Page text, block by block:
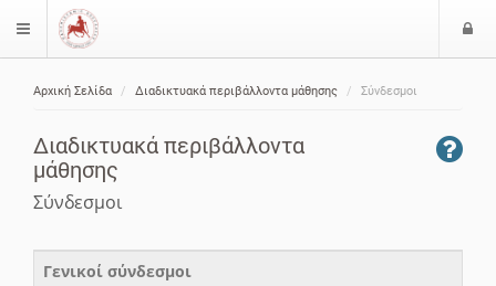
$langMenu
Αρχική Σελίδα Διαδικτυακά περιβάλλοντα μάθησης Σύνδεσμοι
Διαδικτυακά περιβάλλοντα
μάθησης
Σύνδεσμοι
Γενικοί σύνδεσμοι